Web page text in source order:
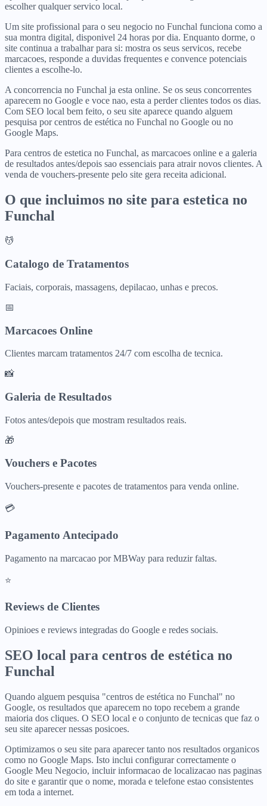
escolher qualquer servico local.
Um site profissional para o seu negocio no Funchal funciona como a
sua montra digital, disponivel 24 horas por dia. Enquanto dorme, o
site continua a trabalhar para si: mostra os seus servicos, recebe
marcacoes, responde a duvidas frequentes e convence potenciais
clientes a escolhe-lo.
A concorrencia no Funchal ja esta online. Se os seus concorrentes
aparecem no Google e voce nao, esta a perder clientes todos os dias.
Com SEO local bem feito, o seu site aparece quando alguem
pesquisa por centros de estética no Funchal no Google ou no
Google Maps.
Para centros de estetica no Funchal, as marcacoes online e a galeria
de resultados antes/depois sao essenciais para atrair novos clientes. A
venda de vouchers-presente pelo site gera receita adicional.
O que incluimos no site para estetica no
Funchal
💆
Catalogo de Tratamentos
Faciais, corporais, massagens, depilacao, unhas e precos.
📅
Marcacoes Online
Clientes marcam tratamentos 24/7 com escolha de tecnica.
📸
Galeria de Resultados
Fotos antes/depois que mostram resultados reais.
🎁
Vouchers e Pacotes
Vouchers-presente e pacotes de tratamentos para venda online.
💳
Pagamento Antecipado
Pagamento na marcacao por MBWay para reduzir faltas.
⭐
Reviews de Clientes
Opinioes e reviews integradas do Google e redes sociais.
SEO local para centros de estética no
Funchal
Quando alguem pesquisa "centros de estética no Funchal" no
Google, os resultados que aparecem no topo recebem a grande
maioria dos cliques. O SEO local e o conjunto de tecnicas que faz o
seu site aparecer nessas posicoes.
Optimizamos o seu site para aparecer tanto nos resultados organicos
como no Google Maps. Isto inclui configurar correctamente o
Google Meu Negocio, incluir informacao de localizacao nas paginas
do site e garantir que o nome, morada e telefone estao consistentes
em toda a internet.